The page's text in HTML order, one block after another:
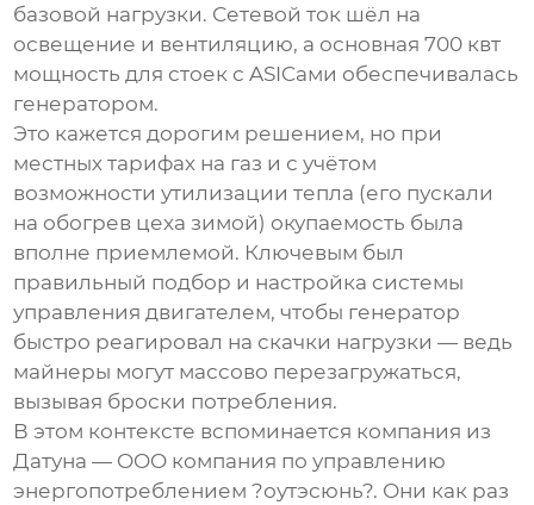
базовой нагрузки. Сетевой ток шёл на
освещение и вентиляцию, а основная700 квт
мощность для стоек с ASICами обеспечивалась
генератором.
Это кажется дорогим решением, но при
местных тарифах на газ и с учётом
возможности утилизации тепла (его пускали
на обогрев цеха зимой) окупаемость была
вполне приемлемой. Ключевым был
правильный подбор и настройка системы
управления двигателем, чтобы генератор
быстро реагировал на скачки нагрузки — ведь
майнеры могут массово перезагружаться,
вызывая броски потребления.
В этом контексте вспоминается компания из
Датуна — OOO компания по управлению
энергопотреблением ?оутэсюнь?. Они как раз